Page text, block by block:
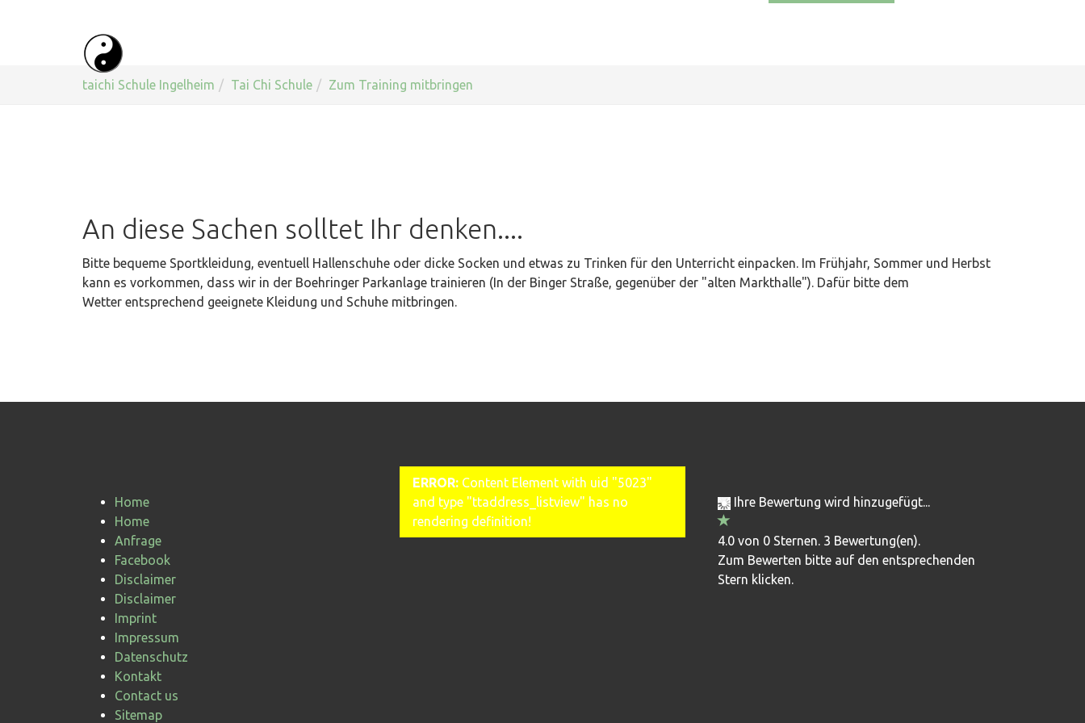
You
are
taichi Schule Ingelheim Tai Chi Schule Zum Training mitbringen
An diese Sachen solltet Ihr denken....
Bitte bequeme Sportkleidung, eventuell Hallenschuhe oder dicke Socken und etwas zu Trinken für den Unterricht einpacken. Im Frühjahr, Sommer und Herbst
kann es vorkommen, dass wir in der Boehringer Parkanlage trainieren (In der Binger Straße, gegenüber der "alten Markthalle"). Dafür bitte dem
Wetter entsprechend geeignete Kleidung und Schuhe mitbringen.
Home
Home
Anfrage
Facebook
Disclaimer
Disclaimer
Imprint
Impressum
Datenschutz
Kontakt
Contact us
Sitemap
ERROR: Content Element with uid "5023"
and type "ttaddress_listview" has no
rendering definition!
Ihre Bewertung wird hinzugefügt...
4.0 von 0 Sternen. 3 Bewertung(en).
Zum Bewerten bitte auf den entsprechenden
Stern klicken.